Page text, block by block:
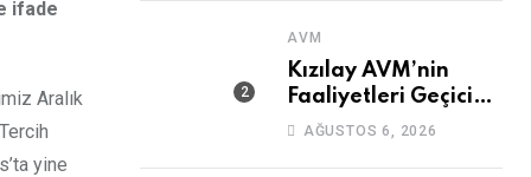
ifade
Aralık
yine
AVM
Kızılay AVM’nin
Faaliyetleri Geçici
Olarak Durduruldu
AĞUSTOS 6, 2026